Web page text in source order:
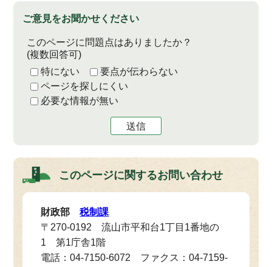
ご意見をお聞かせください
このページに問題点はありましたか？
(複数回答可)
特にない
要点が伝わらない
ページを探しにくい
必要な情報が無い
送信
このページに関するお問い合わせ
財政部税制課
〒270-0192 流山市平和台1丁目1番地の
1 第1庁舎1階
電話：04-7150-6072 ファクス：04-7159-